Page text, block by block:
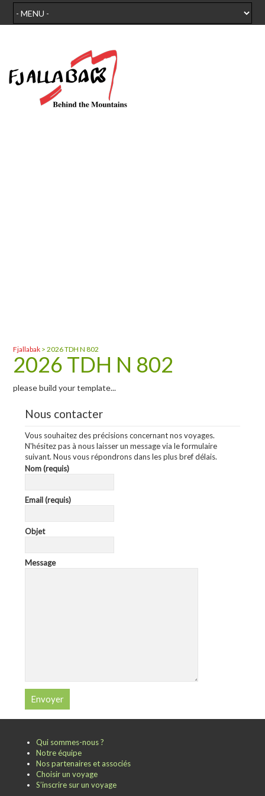
Fjallabak >2026 TDH N 802
2026 TDH N 802
please build your template...
Nous contacter
Vous souhaitez des précisions concernant nos voyages.
N'hésitez pas à nous laisser un message via le formulaire
suivant. Nous vous répondrons dans les plus bref délais.
Nom (requis)
Email (requis)
Objet
Message
Qui sommes-nous ?
Notre équipe
Nos partenaires et associés
Choisir un voyage
S’inscrire sur un voyage